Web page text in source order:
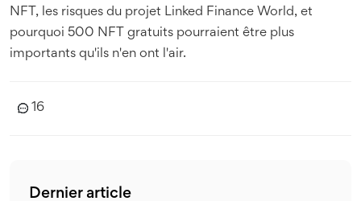
NFT, les risques du projet Linked Finance World, et
pourquoi 500 NFT gratuits pourraient être plus
importants qu'ils n'en ont l'air.
16
Dernier article